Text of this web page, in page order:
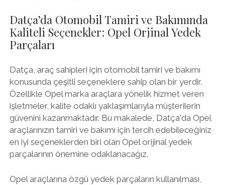
Datça’da Otomobil Tamiri ve Bakımında
Kaliteli Seçenekler: Opel Orjinal Yedek
Parçaları
Datça, araç sahipleri için otomobil tamiri ve bakımı
konusunda çeşitli seçeneklere sahip olan bir yerdir.
Özellikle Opel marka araçlara yönelik hizmet veren
işletmeler, kalite odaklı yaklaşımlarıyla müşterilerin
güvenini kazanmaktadır. Bu makalede, Datça'da Opel
araçlarınızın tamiri ve bakımı için tercih edebileceğiniz
en iyi seçeneklerden biri olan Opel orijinal yedek
parçalarının önemine odaklanacağız.
Opel araçlarına özgü yedek parçaların kullanılması,